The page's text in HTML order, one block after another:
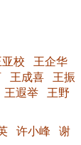
亚校
王企华
王成喜
王振
王遐举
王野
许小峰
谢